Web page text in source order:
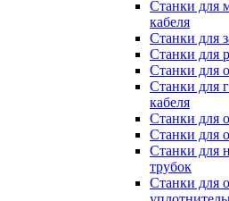
Станки для
кабеля
Станки для
Станки для
Станки для
Станки для
кабеля
Станки для
Станки для
Станки для
трубок
Станки для